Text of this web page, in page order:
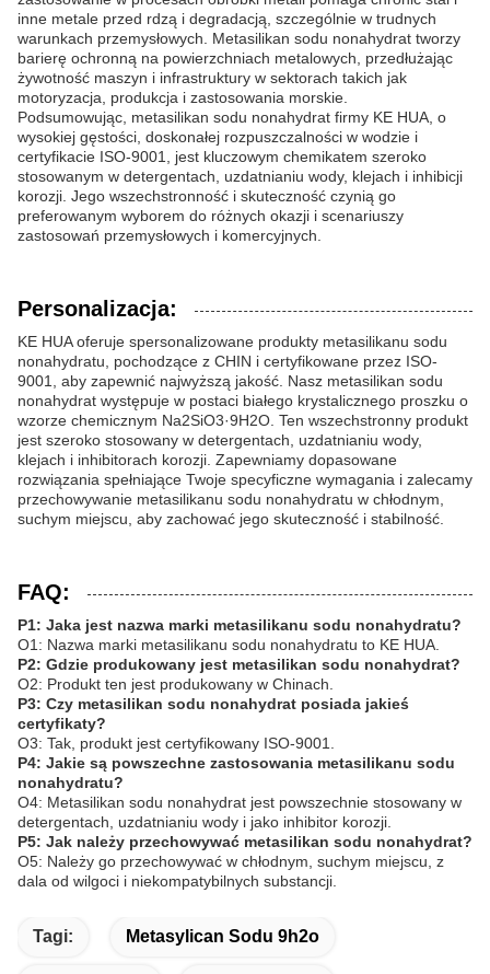
inne metale przed rdzą i degradacją, szczególnie w trudnych
warunkach przemysłowych. Metasilikan sodu nonahydrat tworzy
barierę ochronną na powierzchniach metalowych, przedłużając
żywotność maszyn i infrastruktury w sektorach takich jak
motoryzacja, produkcja i zastosowania morskie.
Podsumowując, metasilikan sodu nonahydrat firmy KE HUA, o
wysokiej gęstości, doskonałej rozpuszczalności w wodzie i
certyfikacie ISO-9001, jest kluczowym chemikatem szeroko
stosowanym w detergentach, uzdatnianiu wody, klejach i inhibicji
korozji. Jego wszechstronność i skuteczność czynią go
preferowanym wyborem do różnych okazji i scenariuszy
zastosowań przemysłowych i komercyjnych.
Personalizacja:
KE HUA oferuje spersonalizowane produkty metasilikanu sodu
nonahydratu, pochodzące z CHIN i certyfikowane przez ISO-
9001, aby zapewnić najwyższą jakość. Nasz metasilikan sodu
nonahydrat występuje w postaci białego krystalicznego proszku o
wzorze chemicznym Na2SiO3·9H2O. Ten wszechstronny produkt
jest szeroko stosowany w detergentach, uzdatnianiu wody,
klejach i inhibitorach korozji. Zapewniamy dopasowane
rozwiązania spełniające Twoje specyficzne wymagania i zalecamy
przechowywanie metasilikanu sodu nonahydratu w chłodnym,
suchym miejscu, aby zachować jego skuteczność i stabilność.
FAQ:
P1: Jaka jest nazwa marki metasilikanu sodu nonahydratu?
O1: Nazwa marki metasilikanu sodu nonahydratu to KE HUA.
P2: Gdzie produkowany jest metasilikan sodu nonahydrat?
O2: Produkt ten jest produkowany w Chinach.
P3: Czy metasilikan sodu nonahydrat posiada jakieś
certyfikaty?
O3: Tak, produkt jest certyfikowany ISO-9001.
P4: Jakie są powszechne zastosowania metasilikanu sodu
nonahydratu?
O4: Metasilikan sodu nonahydrat jest powszechnie stosowany w
detergentach, uzdatnianiu wody i jako inhibitor korozji.
P5: Jak należy przechowywać metasilikan sodu nonahydrat?
O5: Należy go przechowywać w chłodnym, suchym miejscu, z
dala od wilgoci i niekompatybilnych substancji.
Tagi: Metasylican Sodu 9h2o